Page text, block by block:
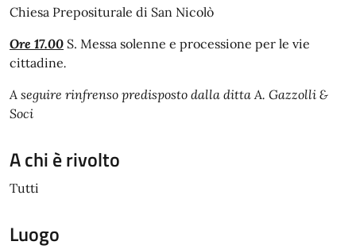
Chiesa Prepositurale di San Nicolò
Ore 17.00 S. Messa solenne e processione per le vie
cittadine.
A seguire rinfrenso predisposto dalla ditta A. Gazzolli &
Soci
A chi è rivolto
Tutti
Luogo